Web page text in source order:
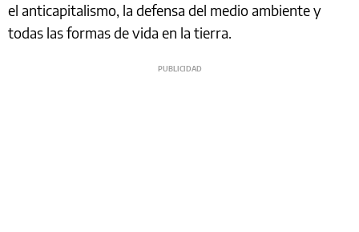
el anticapitalismo, la defensa del medio ambiente y
todas las formas de vida en la tierra.